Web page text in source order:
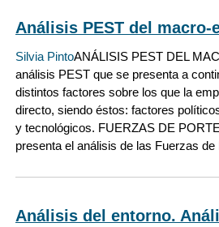
Análisis PEST del macro-
Silvia PintoANÁLISIS PEST DEL
análisis PEST que se presenta a
distintos factores sobre los que la
directo, siendo éstos: factores
y tecnológicos. FUERZAS DE
presenta el análisis de las Fuerzas de
Análisis del entorno.